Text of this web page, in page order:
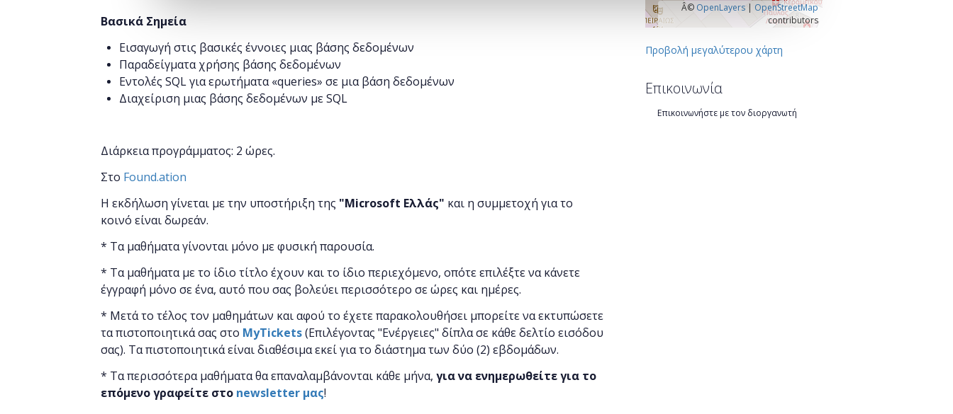
Βασικά Σημεία
Εισαγωγή στις βασικές έννοιες μιας βάσης δεδομένων
Παραδείγματα χρήσης βάσης δεδομένων
Εντολές SQL για ερωτήματα «queries» σε μια βάση δεδομένων
Διαχείριση μιας βάσης δεδομένων με SQL
Διάρκεια προγράμματος: 2 ώρες.
Στο Found.ation
Η εκδήλωση γίνεται με την υποστήριξη της "Microsoft Ελλάς" και η συμμετοχή για το
κοινό είναι δωρεάν.
* Τα μαθήματα γίνονται μόνο με φυσική παρουσία.
* Τα μαθήματα με το ίδιο τίτλο έχουν και το ίδιο περιεχόμενο, οπότε επιλέξτε να κάνετε
έγγραφή μόνο σε ένα, αυτό που σας βολεύει περισσότερο σε ώρες και ημέρες.
* Μετά το τέλος τον μαθημάτων και αφού το έχετε παρακολουθήσει μπορείτε να εκτυπώσετε
τα πιστοποιητικά ​σας στο MyTickets(Επιλέγοντας "Ενέργειες" δίπλα σε κάθε δελτίο εισόδου
σας). Τα πιστοποιητικά είναι διαθέσιμα εκεί για το διάστημα των δύο (2) εβδομάδων.
* Τα περισσότερα μαθήματα θα επαναλαμβάνονται κάθε μήνα, για να ενημερωθείτε για το
επόμενο γραφείτε στο newsletter μας!
Â© OpenLayers| OpenStreetMap
contributors
Προβολή μεγαλύτερου χάρτη
Επικοινωνία
Επικοινωνήστε με τον διοργανωτή